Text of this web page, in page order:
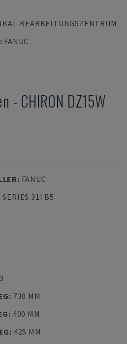
BEARBEITUNGSZENTRUM
: FANUC
- CHIRON DZ15W
: FANUC
SERIES 31I B5
3
: 730 MM
: 400 MM
: 425 MM